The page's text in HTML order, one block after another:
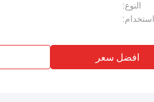
النوع:
استخدام:
افضل سعر